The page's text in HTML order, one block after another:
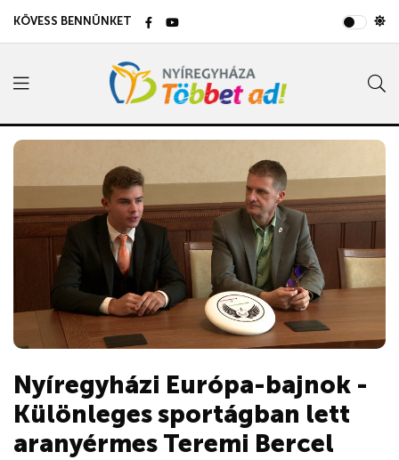
KÖVESS BENNÜNKET
Nyíregyházi Európa-bajnok -
Különleges sportágban lett
aranyérmes Teremi Bercel